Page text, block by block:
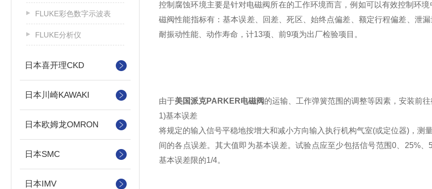
FLUKE彩色数字示波表
FLUKE分析仪
日本喜开理CKD
日本川崎KAWAKI
日本欧姆龙OMRON
日本SMC
日本IMV
控制腐蚀环境主要是针对电磁阀所在的工作环境而言，例如可以有效控制环
磁阀性能指标有：基本误差、回差、死区、始终点偏差、额定行程偏差、泄
耐振动性能、动作寿命，计13项、前9项为出厂检验项目。
由于美国派克PARKER电磁阀的运输、工作弹簧范围的调整等因素，安装前
1)基本误差
将规定的输入信号平稳地按增大和减小方向输入执行机构气室(或定位器)，测
间的各点误差。其大值即为基本误差。试验点应至少包括信号范围0、25%
基本误差限的1/4。